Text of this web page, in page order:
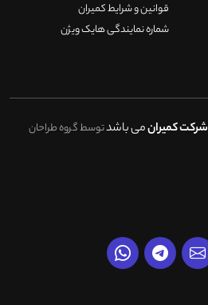
قوانین و شرایط کمیران
شماره نمایندگی هایک ویژن
شرکت کمیرانمی باشدتوسط گروه طراحان